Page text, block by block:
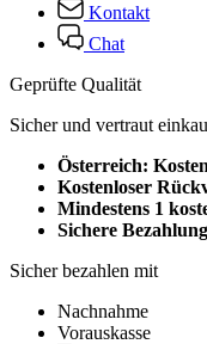
Kontakt
Chat
Geprüfte Qualität
Sicher und vertraut
Österreich:
Kostenloser
Mindestens 1
Sichere Bezahlung
Sicher bezahlen mit
Nachnahme
Vorauskasse